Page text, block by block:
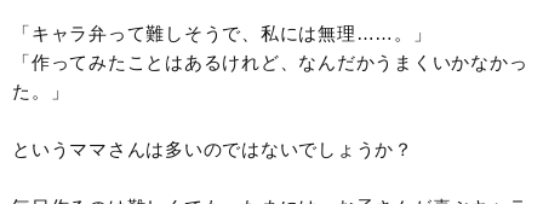
「キャラ弁って難しそうで、私には無理……。」
「作ってみたことはあるけれど、なんだかうまくいかなかっ
た。」
というママさんは多いのではないでしょうか？